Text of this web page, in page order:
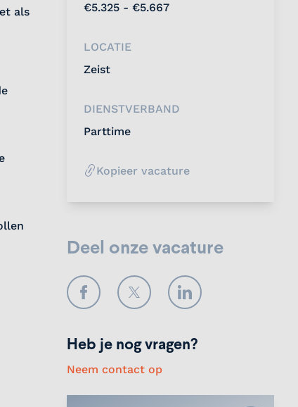
als
€5.325 - €5.667
LOCATIE
Zeist
DIENSTVERBAND
Parttime
Kopieer vacature
Deel onze vacature
FacebookTwitter LinkedIn
Heb je nog vragen?
Neem contact op